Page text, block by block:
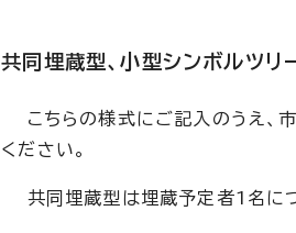
共同埋蔵型、小型シンボルツリ
こちらの様式にご記入のうえ、
ください。
共同埋蔵型は埋蔵予定者1名につ